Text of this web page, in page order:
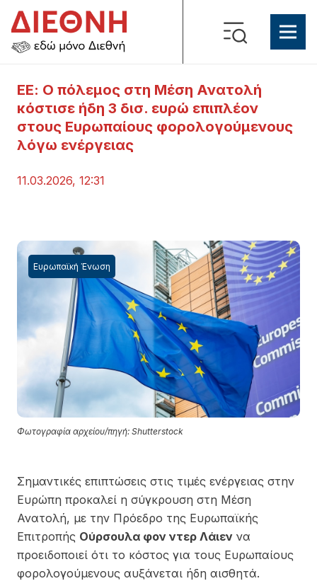
ΕΕ: Ο πόλεμος στη Μέση Ανατολή
κόστισε ήδη 3 δισ. ευρώ επιπλέον
στους Ευρωπαίους φορολογούμενους
λόγω ενέργειας
11.03.2026, 12:31
Φωτογραφία αρχείου/πηγή: Shutterstock
Ευρωπαϊκή Ένωση
Σημαντικές επιπτώσεις στις τιμές ενέργειας στην
Ευρώπη προκαλεί η σύγκρουση στη Μέση
Ανατολή, με την Πρόεδρο της Ευρωπαϊκής
Επιτροπής Ούρσουλα φον ντερ Λάιεν να
προειδοποιεί ότι το κόστος για τους Ευρωπαίους
φορολογούμενους αυξάνεται ήδη αισθητά.